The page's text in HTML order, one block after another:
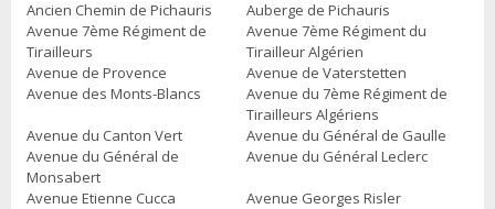
Ancien Chemin de Pichauris
Auberge de Pichauris
Avenue 7ème Régiment de
Tirailleurs
Avenue 7ème Régiment du
Tirailleur Algérien
Avenue de Provence
Avenue de Vaterstetten
Avenue des Monts-Blancs
Avenue du 7ème Régiment de
Tirailleurs Algériens
Avenue du Canton Vert
Avenue du Général de Gaulle
Avenue du Général de
Monsabert
Avenue du Général Leclerc
Avenue Etienne Cucca Avenue Georges Risler